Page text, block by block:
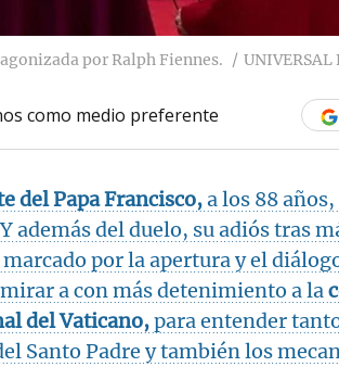
por Ralph Fiennes. UNIVERSAL
como medio preferente
del Papa Francisco,a los 88 años,
además del duelo, su adiós tras
marcado por la apertura y el
a con más detenimiento a la
del Vaticano,para entender
Santo Padre y también los